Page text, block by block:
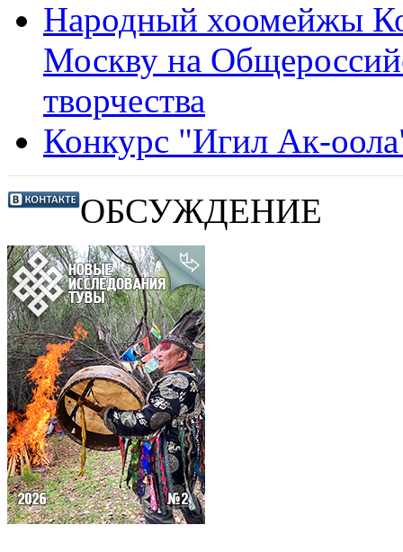
Народный хоомейжы
Москву на
творчества
Конкурс "Игил Ак-
ОБСУЖДЕНИЕ